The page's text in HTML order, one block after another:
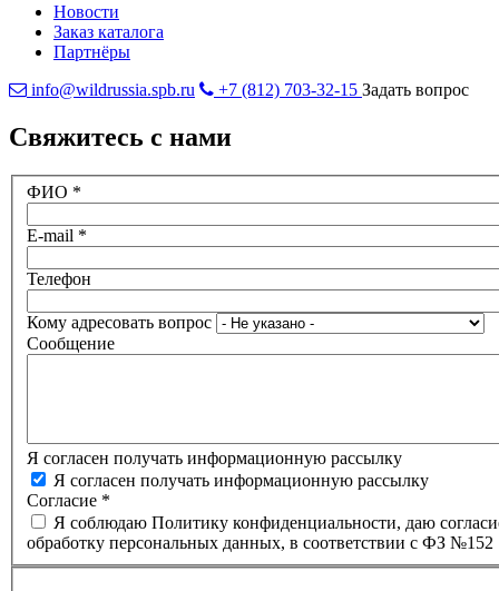
Новости
Заказ каталога
Партнёры
info@wildrussia.spb.ru
+7 (812) 703-32-15 Задать вопрос
Свяжитесь с нами
ФИО *
E-mail *
Телефон
Кому адресовать вопрос
Сообщение
Я согласен получать информационную рассылку
Я согласен получать информационную рассылку
Согласие *
Я соблюдаю Политику конфиденциальности, даю
обработку персональных данных, в соответствии с ФЗ №152